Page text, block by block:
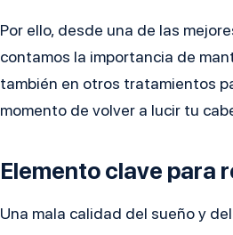
Por ello, desde una de las
contamos la importancia de
también en otros tratamientos
momento de volver a lucir tu
Elemento clave para
Una mala calidad del sueño y